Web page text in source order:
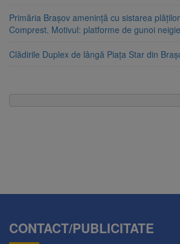
Primăria Brașov amenință cu sistarea
Comprest. Motivul: platforme de gunoi
Clădirile Duplex de lângă Piața Star din
CONTACT/PUBLICITATE